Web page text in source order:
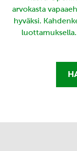
arvokasta
hyväksi.